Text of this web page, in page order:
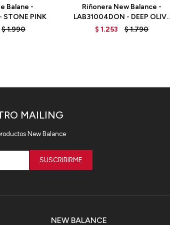
Balane -
STONE PINK
$1.990
Riñonera New Balance -
LAB31004DON - DEEP OLIVE
GREEN
$ 1.253 $1.790
NEW BALANCE
MAILING
New Balance
SUSCRIBIRME